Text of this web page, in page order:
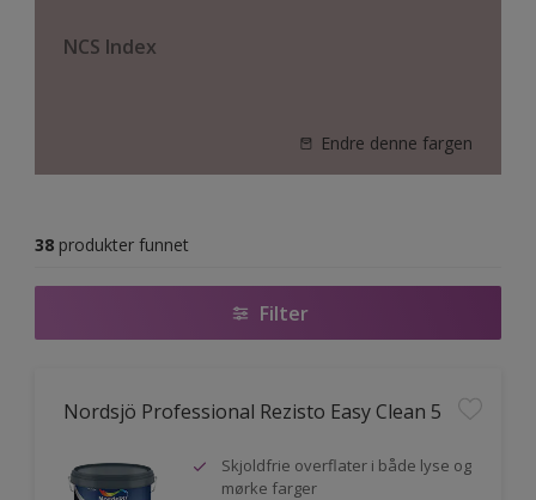
NCS Index
Endre denne fargen
38 produkter funnet
Filter
Nordsjö Professional Rezisto Easy Clean 5
Skjoldfrie overflater i både lyse og
mørke farger